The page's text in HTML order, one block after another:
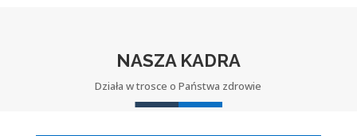
NASZA KADRA
Działa w trosce o Państwa zdrowie